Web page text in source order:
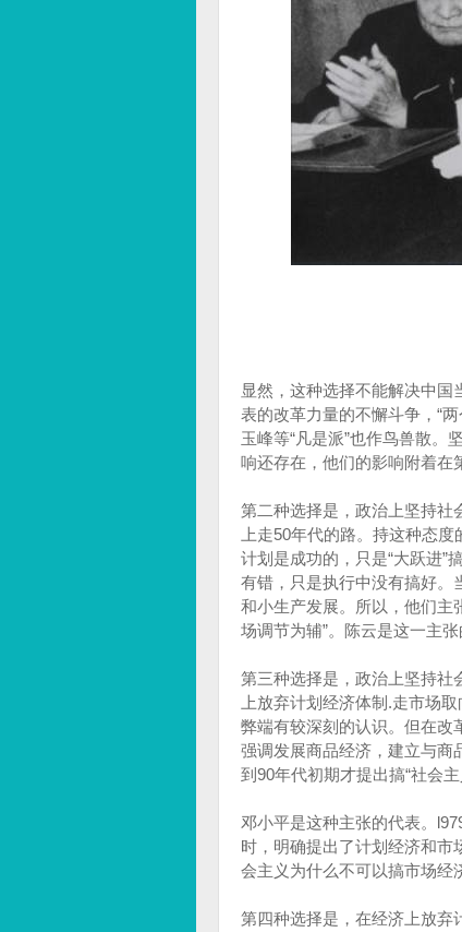
显然，这种选择不能解决中
表的改革力量的不懈斗争，“
玉峰等“凡是派”也作鸟兽散。
响还存在，他们的影响附着在
第二种选择是，政治上坚持社
上走50年代的路。持这种态
计划是成功的，只是“大跃进”
有错，只是执行中没有搞好。
和小生产发展。所以，他们主
场调节为辅”。陈云是这一主
第三种选择是，政治上坚持社
上放弃计划经济体制.走市场
弊端有较深刻的认识。但在改
强调发展商品经济，建立与商
到90年代初期才提出搞“社会主
邓小平是这种主张的代表。
时，明确提出了计划经济和市
会主义为什么不可以搞市场经
第四种选择是，在经济上放弃